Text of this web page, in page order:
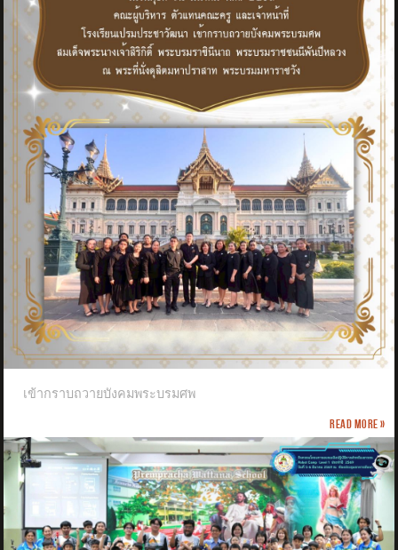
เข้ากราบถวายบังคมพระบรมศพ
Read more »